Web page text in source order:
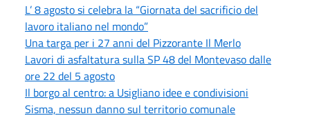
L’ 8 agosto si celebra la “Giornata del sacrificio del
lavoro italiano nel mondo”
Una targa per i 27 anni del Pizzorante Il Merlo
Lavori di asfaltatura sulla SP 48 del Montevaso dalle
ore 22 del 5 agosto
Il borgo al centro: a Usigliano idee e condivisioni
Sisma, nessun danno sul territorio comunale